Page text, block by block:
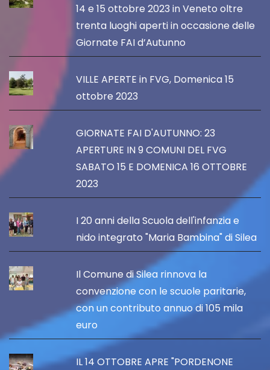
14 e 15 ottobre 2023 in Veneto oltre
trenta luoghi aperti in occasione delle
Giornate FAI d’Autunno
VILLE APERTE in FVG, Domenica 15
ottobre 2023
GIORNATE FAI D'AUTUNNO: 23
APERTURE IN 9 COMUNI DEL FVG
SABATO 15 E DOMENICA 16 OTTOBRE
2023
I 20 anni della Scuola dell'infanzia e
nido integrato "Maria Bambina" di Silea
Il Comune di Silea rinnova la
convenzione con le scuole paritarie,
con un contributo annuo di 105 mila
euro
IL 14 OTTOBRE APRE "PORDENONE